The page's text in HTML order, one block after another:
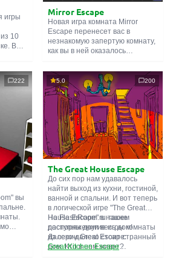
игры
10
В
Mirror Escape
Новая игра комната Mirror
Escape перенесет вас в
незнакомую запертую комнату,
как вы в ней оказалось
смекалки попробуйте решить
все, приготовленные авторами
для вас, головоломки и найти
выход на свободу.
Внимательно осмотрите
помещение, возможно вы
сможете найти какие-нибудь
подсказки. Желаем удачи!
222
вы
5.0 200
The Great House Escape
До сих пор нам удавалось
найти выход из кухни, гостиной,
ванной и спальни. И вот теперь
в логической игре "The Great
House Escape" в нашем
распоряжении весь дом!
Далеко-далеко стоит странный
дом. Кто в нем живет?
На FlashRoom.ru также
доступны другие игры комнаты
из серии Great Escape:
Great Kitchen Escape